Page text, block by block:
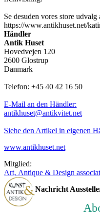
Se desuden vores store
https://www.antikhuset.net/
Händler
Antik Huset
Hovedvejen 120
2600 Glostrup
Danmark
Telefon: +45 40 42 16 50
E-Mail an den Händler:
antikhuset@antikvitet.net
Siehe den Artikel in eigenen
www.antikhuset.net
Mitglied:
Art, Antique & Design
Nachricht